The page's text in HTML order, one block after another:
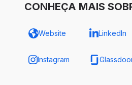
CONHEÇA MAIS
Website LinkedIn
Instagram